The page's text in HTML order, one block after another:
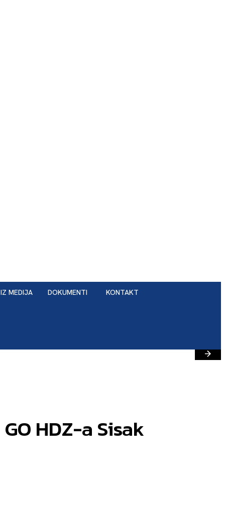
IZ MEDIJA DOKUMENTI KONTAKT
HDZ-a Sisak